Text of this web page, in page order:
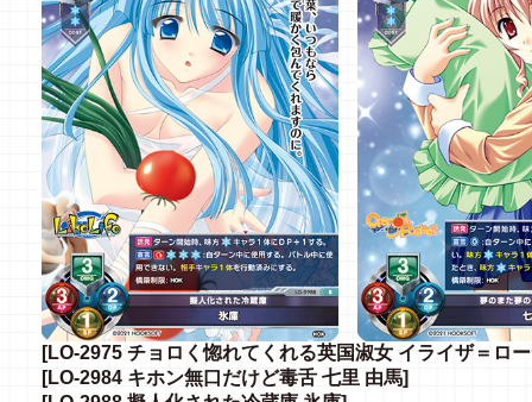
[LO-2975 チョロく惚れてくれる英国淑女 イライザ＝ロ
[LO-2984 キホン無口だけど毒舌 七里 由馬]